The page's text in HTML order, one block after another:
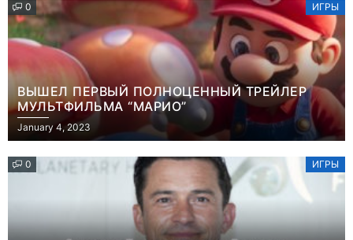
0 ИГРЫ
ВЫШЕЛ ПЕРВЫЙ ПОЛНОЦЕННЫЙ ТРЕЙЛЕР
МУЛЬТФИЛЬМА “МАРИО”
January 4, 2023
0 ИГРЫ